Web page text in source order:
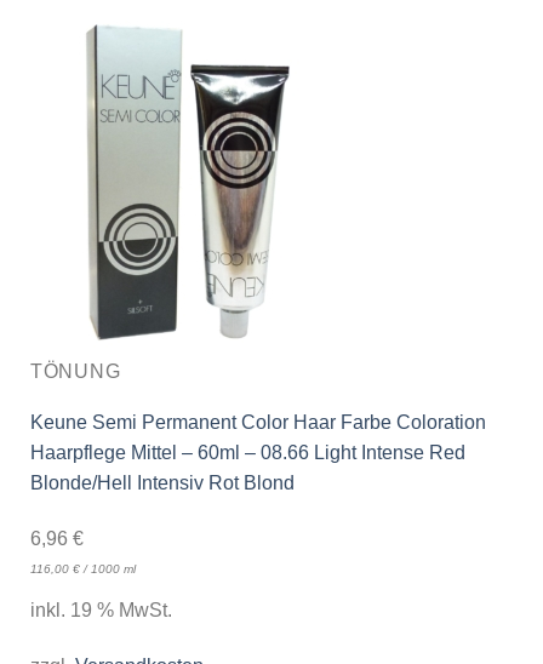
TÖNUNG
Keune Semi Permanent Color Haar Farbe Coloration
Haarpflege Mittel – 60ml – 08.66 Light Intense Red
Blonde/Hell Intensiv Rot Blond
6,96 €
116,00 €/ 1000 ml
inkl. 19 % MwSt.